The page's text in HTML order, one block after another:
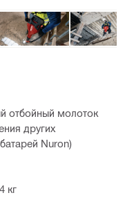
отбойный молоток
других
Nuron)
кг